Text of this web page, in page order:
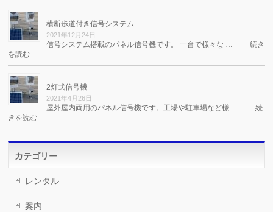
横断歩道付き信号システム
2021年12月24日
信号システム搭載のパネル信号機です。 一台で様々な …
続き
を読む
2灯式信号機
2021年4月26日
屋外屋内両用のパネル信号機です。工場や駐車場など様 …
続
きを読む
カテゴリー
レンタル
案内